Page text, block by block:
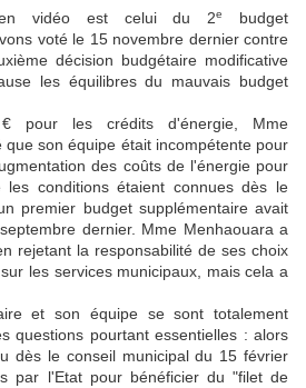
vidéo est celui du 2e
budget
voté le 15 novembre dernier contre
décision budgétaire modificative
les équilibres du mauvais budget
pour les crédits d'énergie, Mme
son équipe était incompétente pour
des coûts de l'énergie pour
les conditions étaient connues dès le
premier budget supplémentaire avait
dernier. Mme Menhaouara a
rejetant la responsabilité de ses choix
les services municipaux, mais cela a
et son équipe se sont totalement
questions pourtant essentielles : alors
dès le conseil municipal du 15 février
par l'Etat pour bénéficier du "filet de